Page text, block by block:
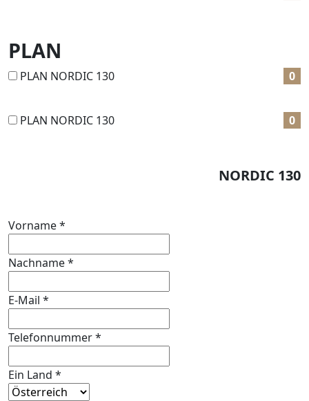
PLAN
PLAN NORDIC 130 0
PLAN NORDIC 130 0
NORDIC 130
Vorname*
Nachname*
E-Mail *
Telefonnummer*
Ein Land *